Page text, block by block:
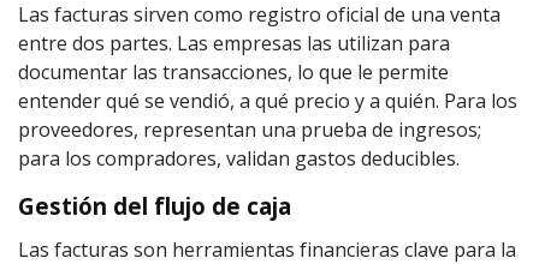
Las facturas sirven como registro oficial de una venta
entre dos partes. Las empresas las utilizan para
documentar las transacciones, lo que le permite
entender qué se vendió, a qué precio y a quién. Para los
proveedores, representan una prueba de ingresos;
para los compradores, validan gastos deducibles.
Gestión del flujo de caja
Las facturas son herramientas financieras clave para la